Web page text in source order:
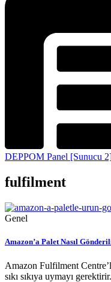
DEPPOM Panel [Sunucu
fulfilment
Genel
Amazon’a Palet Nasıl
Amazon Fulfilment
sıkı sıkıya uymayı